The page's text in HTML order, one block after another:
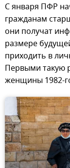
С января ПФР
гражданам
они получат
размере
приходить в
Первыми такую
женщины 1982-